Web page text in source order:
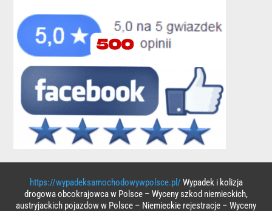
https://wypadeksamochodowywpolsce.pl/ Wypadek i kolizja
drogowa obcokrajowca w Polsce – Wyceny szkod niemieckich,
austryjackich pojazdow w Polsce – Niemieckie rejestracje – Wyceny